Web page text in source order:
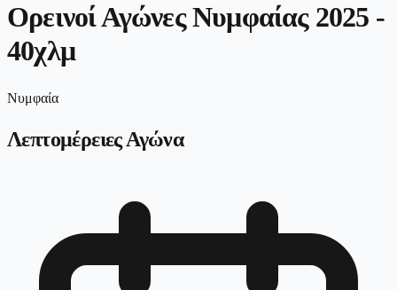
Ορεινοί Αγώνες Νυμφαίας 2025 -
40χλμ
Νυμφαία
Λεπτομέρειες Αγώνα